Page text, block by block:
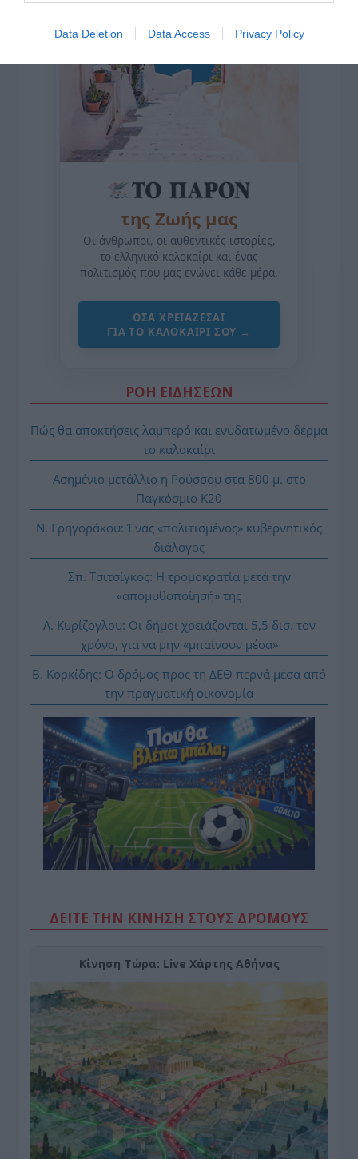
Data Deletion Data Access Privacy Policy
της Ζωής μας
Οι άνθρωποι, οι αυθεντικές ιστορίες,
το ελληνικό καλοκαίρι και ένας
πολιτισμός που μας ενώνει κάθε μέρα.
ΌΣΑ ΧΡΕΙΆΖΕΣΑΙ
ΓΙΑ ΤΟ ΚΑΛΟΚΑΊΡΙ ΣΟΥ →
ΡΟΗ ΕΙΔΗΣΕΩΝ
Πώς θα αποκτήσεις λαμπερό και ενυδατωμένο δέρμα
το καλοκαίρι
Ασημένιο μετάλλιο η Ρούσσου στα 800 μ. στο
Παγκόσμιο Κ20
Ν. Γρηγοράκου: Ένας «πολιτισμένος» κυβερνητικός
διάλογος
Σπ. Τσιτσίγκος: Η τρομοκρατία μετά την
«απομυθοποίησή» της
Λ. Κυρίζογλου: Οι δήμοι χρειάζονται 5,5 δισ. τον
χρόνο, για να μην «μπαίνουν μέσα»
Β. Κορκίδης: Ο δρόμος προς τη ΔΕΘ περνά μέσα από
την πραγματική οικονομία
ΔΕΙΤΕ ΤΗΝ ΚΙΝΗΣΗ ΣΤΟΥΣ ΔΡΌΜΟΥΣ
Κίνηση Τώρα: Live Χάρτης Αθήνας